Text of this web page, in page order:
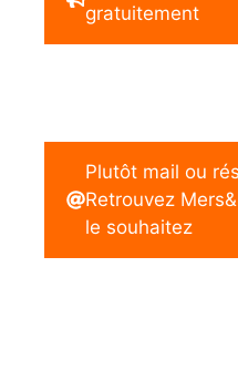
gratuitement
Plutôt mail ou
Retrouvez
le souhaitez